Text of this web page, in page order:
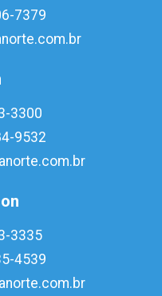
7379
3300
9532
3335
4539